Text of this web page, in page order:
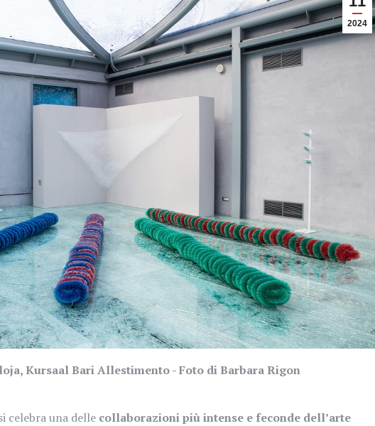
2024
Kursaal Bari Allestimento - Foto di Barbara Rigon
celebra una delle collaborazioni più intense e feconde dell’arte